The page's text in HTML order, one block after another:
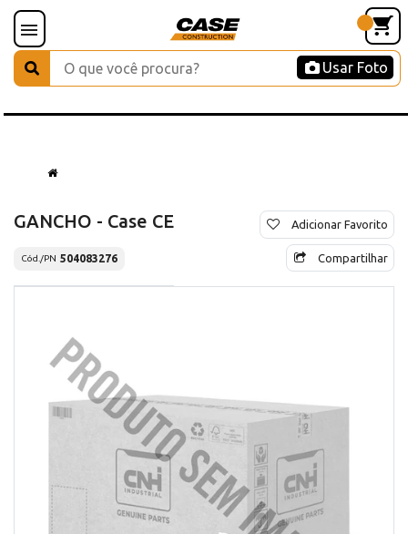
Usar Foto
GANCHO - Case CE
Cód./PN 504083276
Adicionar Favorito
Compartilhar